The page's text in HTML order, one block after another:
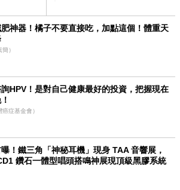
神器！橘子不要直接吃，加點這個！體重天
）
HPV！是對自己健康最好的投資，把握現在
症基金會）
！鐵三角「神秘耳機」現身 TAA 音響展，
鑽石一體型唱頭搭鳴神展現頂級黑膠系統